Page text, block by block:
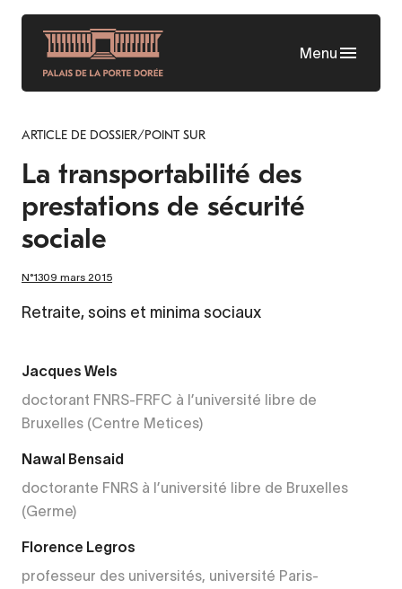
Aller
contenu
principal
Menu
ARTICLE DE DOSSIER/POINT SUR
La transportabilité des
prestations de sécurité
sociale
N°1309 mars 2015
Retraite, soins et minima sociaux
Jacques Wels
doctorant FNRS-FRFC à l’université libre de
Bruxelles (Centre Metices)
Nawal Bensaid
doctorante FNRS à l’université libre de Bruxelles
(Germe)
Florence Legros
professeur des universités, université Paris-